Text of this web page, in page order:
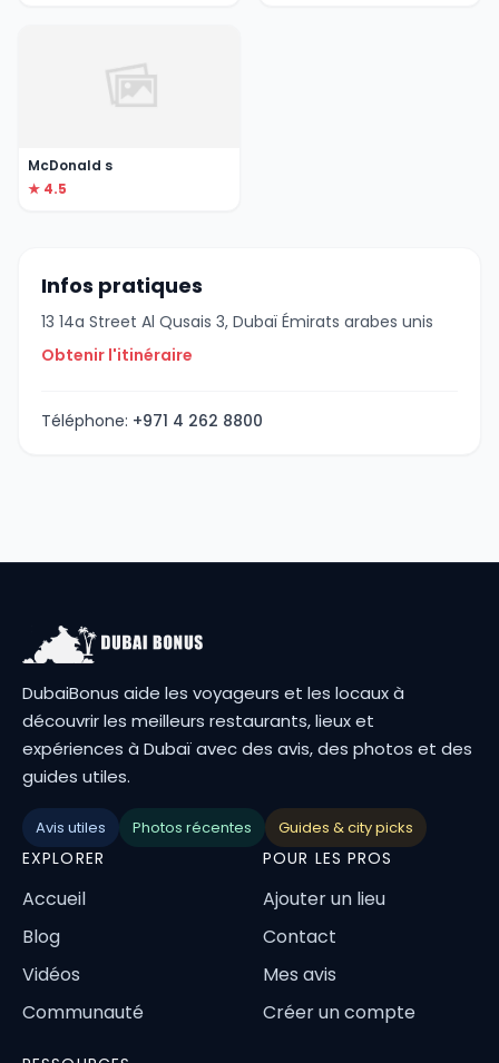
McDonald s
★ 4.5
Infos pratiques
13 14a Street Al Qusais 3, Dubaï Émirats arabes unis
Obtenir l'itinéraire
Téléphone: +971 4 262 8800
DubaiBonus aide les voyageurs et les locaux à
découvrir les meilleurs restaurants, lieux et
expériences à Dubaï avec des avis, des photos et des
guides utiles.
Avis utiles Photos récentes Guides & city picks
EXPLORER
Accueil
Blog
Vidéos
Communauté
POUR LES PROS
Ajouter un lieu
Contact
Mes avis
Créer un compte